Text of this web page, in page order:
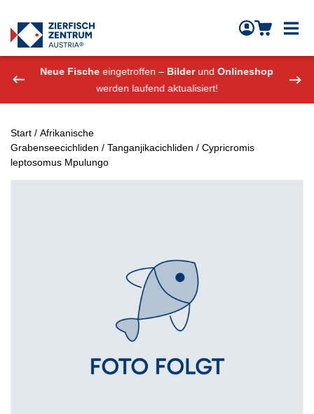
Zierfisch Aquarium Austria
Neue Fische eingetroffen – BilderundOnlineshop
werden laufend aktualisiert!
Start / Afrikanische
Grabenseecichliden / Tanganjikacichliden / Cypricromis
leptosomus Mpulungo